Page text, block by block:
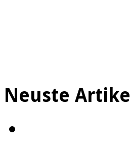
Neuste Artikel